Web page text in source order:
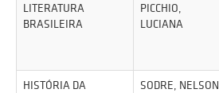
LITERATURA
BRASILEIRA
PICCHIO,
LUCIANA
HISTÓRIA DA
SODRE, NELSON